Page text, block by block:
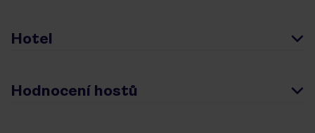
Hotel
Hodnocení hostů